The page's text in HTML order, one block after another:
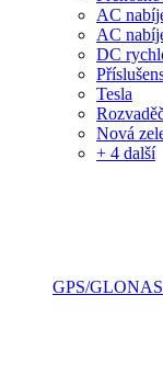
AC
AC
DC
Tesla
Nová
+ 4 další
GPS/